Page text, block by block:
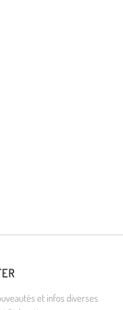
et infos diverses